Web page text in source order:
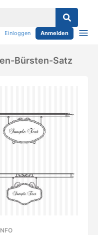
Einloggen Anmelden
Bürsten-Satz